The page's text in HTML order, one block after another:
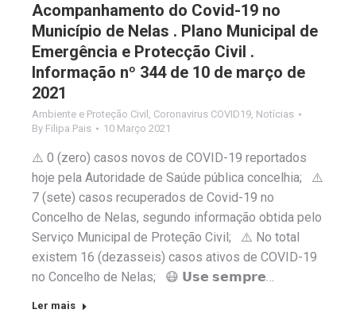
Acompanhamento do Covid-19 no
Município de Nelas . Plano Municipal de
Emergência e Protecção Civil .
Informação nº 344 de 10 de março de
2021
Ambiente e Proteção Civil , Coronavirus COVID19, Notícias
By Filipa Pais 10 Março 2021
⚠️ 0 (zero) casos novos de COVID-19 reportados
hoje pela Autoridade de Saúde pública concelhia; ⚠️
7 (sete) casos recuperados de Covid-19 no
Concelho de Nelas, segundo informação obtida pelo
Serviço Municipal de Proteção Civil; ⚠️ No total
existem 16 (dezasseis) casos ativos de COVID-19
no Concelho de Nelas; 😷 𝗨𝘀𝗲 𝘀𝗲𝗺𝗽𝗿𝗲…
Ler mais